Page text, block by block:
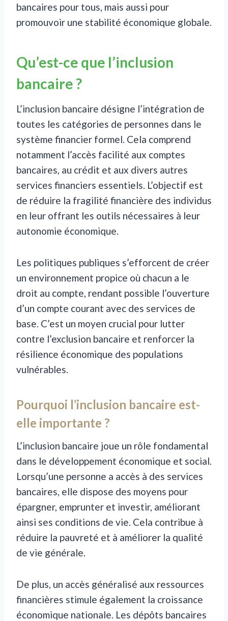
bancaires pour tous, mais aussi pour
promouvoir une stabilité économique globale.
Qu’est-ce que l’inclusion
bancaire ?
L’inclusion bancaire désigne l’intégration de
toutes les catégories de personnes dans le
système financier formel. Cela comprend
notamment l’accès facilité aux comptes
bancaires, au crédit et aux divers autres
services financiers essentiels. L’objectif est
de réduire la fragilité financière des individus
en leur offrant les outils nécessaires à leur
autonomie économique.
Les politiques publiques s’efforcent de créer
un environnement propice où chacun a le
droit au compte, rendant possible l’ouverture
d’un compte courant avec des services de
base. C’est un moyen crucial pour lutter
contre l’exclusion bancaire et renforcer la
résilience économique des populations
vulnérables.
Pourquoi l’inclusion bancaire est-
elle importante ?
L’inclusion bancaire joue un rôle fondamental
dans le développement économique et social.
Lorsqu’une personne a accès à des services
bancaires, elle dispose des moyens pour
épargner, emprunter et investir, améliorant
ainsi ses conditions de vie. Cela contribue à
réduire la pauvreté et à améliorer la qualité
de vie générale.
De plus, un accès généralisé aux ressources
financières stimule également la croissance
économique nationale. Les dépôts bancaires